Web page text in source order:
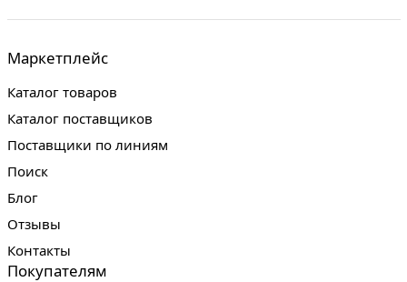
Маркетплейс
Каталог товаров
Каталог поставщиков
Поставщики по линиям
Поиск
Блог
Отзывы
Контакты
Покупателям